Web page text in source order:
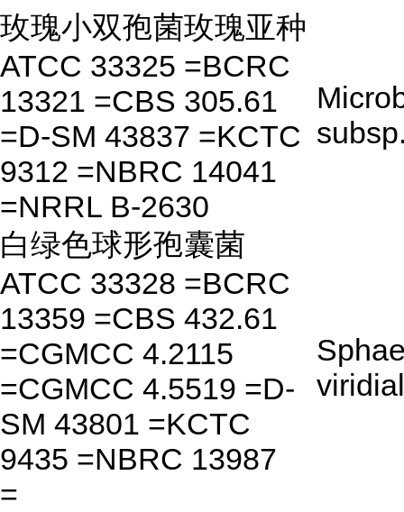
玫瑰小双孢菌玫瑰亚种
ATCC 33325 =BCRC
13321 =CBS 305.61
=D-SM 43837 =KCTC
9312 =NBRC 14041
=NRRL B-2630
白绿色球形孢囊菌
ATCC 33328 =BCRC
13359 =CBS 432.61
=CGMCC 4.2115
=CGMCC 4.5519 =D-
SM 43801 =KCTC
9435 =NBRC 13987
=